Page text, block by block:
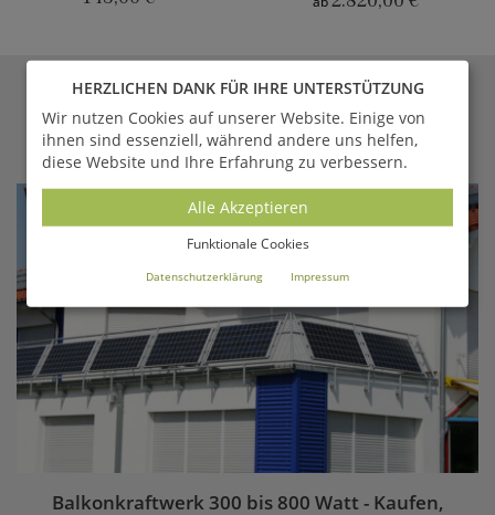
GARTENTRAUM.DEMAGAZIN
Aktuelle Berichte aus unserem Online-Magazin
Balkonkraftwerk 300 bis 800 Watt - Kaufen,
HERZLICHEN DANK FÜR IHRE UNTERSTÜTZUNG
Wir nutzen Cookies auf unserer Website. Einige von
ihnen sind essenziell, während andere uns helfen,
diese Website und Ihre Erfahrung zu verbessern.
Alle Akzeptieren
Funktionale Cookies
Datenschutzerklärung Impressum